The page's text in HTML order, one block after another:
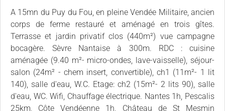
A 15mn du Puy du Fou, en pleine Vendée Militaire, ancien
corps de ferme restauré et aménagé en trois gîtes.
Terrasse et jardin privatif clos (440m²) vue campagne
bocagère. Sèvre Nantaise à 300m. RDC : cuisine
aménagée (9.40 m²- micro-ondes, lave-vaisselle), séjour-
salon (24m² - chem insert, convertible), ch1 (11m²- 1 lit
140), salle d'eau, W.C. Etage: ch2 (15m²- 2 lits 90), salle
d'eau, WC. Wifi, Chauffage électrique. Nantes 1h, Pescalis
25km, Côte Vendéenne 1h, Château de St Mesmin